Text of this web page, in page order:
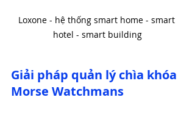
Loxone - hệ thống smart home - smart
hotel - smart building
Giải pháp quản lý chìa khóa
Morse Watchmans